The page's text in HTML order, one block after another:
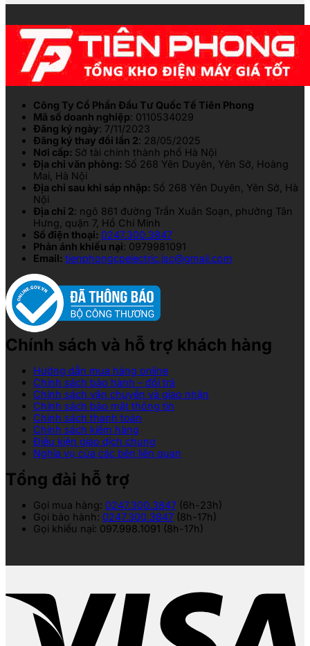
Công Ty Cổ Phần Đầu Tư Quốc Tế Tiên Phong
Mã số doanh nghiệp: 0110534029
Đăng ký ngày: 7/11/2023
Đăng ký thay đổi lần 2: 28/05/2025
Nơi cấp: Sở tài chính thành phố Hà Nội
Địa chỉ văn phòng: Số 268 Yên Duyên, Yên Sở, Hoàng
Mai, Hà Nội
Địa chỉ sau khi sáp nhập: Số 268 Yên Duyên, Yên Sở, Hà
Nội
Địa chỉ 2: ngõ 861 đường Trần Xuân Soạn, phường Tân
Hưng, quận 7, Hồ Chí Minh
Số điện thoại: 0247.300.3847
Phản ánh khiếu nại: 0979981091
Email: tienphongcpelectric.jsc@gmail.com
Chính sách và hỗ trợ khách hàng
Hướng dẫn mua hàng online
Chính sách bảo hành – đổi trả
Chính sách vận chuyển và giao nhận
Chính sách bảo mật thông tin
Chính sách thanh toán
Chính sách kiểm hàng
Điều kiện giao dịch chung
Nghĩa vụ của các bên liên quan
Tổng đài hỗ trợ
Gọi mua hàng: 0247.300.3847 (6h-23h)
Gọi bảo hành: 0247.300.3847 (8h-17h)
Gọi khiếu nại: 097.998.1091 (8h-17h)